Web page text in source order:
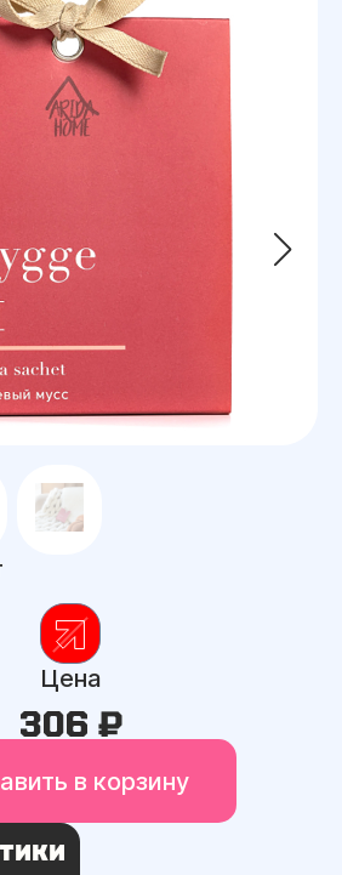
Цена
306 ₽
в корзину